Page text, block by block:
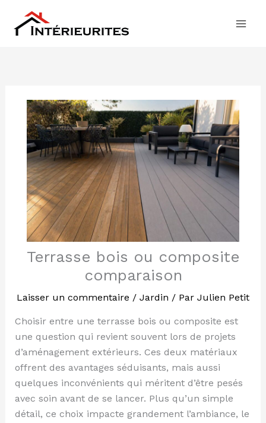
contenu
Terrasse bois ou composite
comparaison
Laisser un commentaire / Jardin / Par Julien Petit
Choisir entre une terrasse bois ou composite est
une question qui revient souvent lors de projets
d’aménagement extérieurs. Ces deux matériaux
offrent des avantages séduisants, mais aussi
quelques inconvénients qui méritent d’être pesés
avec soin avant de se lancer. Plus qu’un simple
détail, ce choix impacte grandement l’ambiance, le